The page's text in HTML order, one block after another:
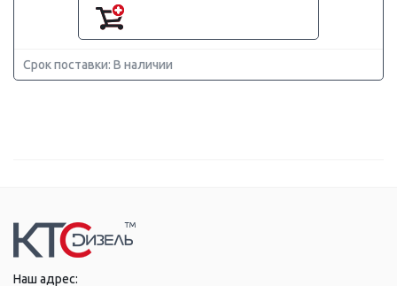
Срок поставки: В наличии
Наш адрес: